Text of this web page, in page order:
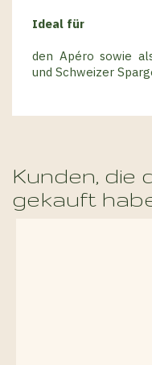
Ideal für
den Apéro sowie
und Schweizer
Kunden, die
gekauft